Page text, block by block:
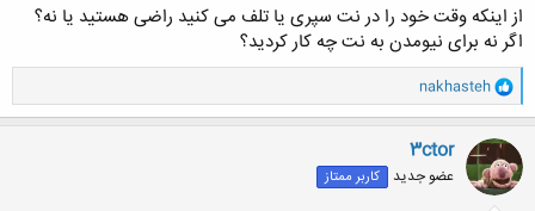
از اینکه وقت خود را در نت سپری یا تلف می کنید راضی هستید یا نه؟
اگر نه برای نیومدن به نت چه کار کردید؟
و
ا
ک
ن
ش
ه
ا
nakhasteh
3ctor
عضو جدید کاربر ممتاز